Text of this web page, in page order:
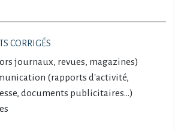
CORRIGÉS
journaux, revues, magazines)
(rapports d'activité,
documents publicitaires…)